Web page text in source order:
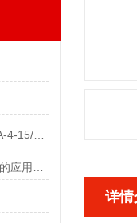
浅析单极和多极滑触线HFP56A-4-15/80的差异
详